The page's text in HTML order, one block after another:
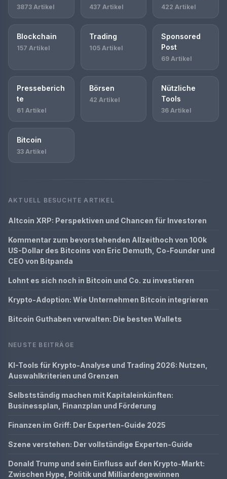
3873 Artikel 437 Artikel 422 Artikel
Blockchain
157 Artikel
Trading
105 Artikel
Sponsored
Post
69 Artikel
Presseberich
te
61 Artikel
Börsen
42 Artikel
Nützliche
Tools
36 Artikel
Bitcoin
33 Artikel
AKTUELL BESUCHTE ARTIKEL
Altcoin XRP: Perspektiven und Chancen für Investoren
Kommentar zum bevorstehenden Allzeithoch von 100k
US-Dollar des Bitcoins von Eric Demuth, Co-Founder und
CEO von Bitpanda
Lohnt es sich noch in Bitcoin und Co. zu investieren
Krypto-Adoption: Wie Unternehmen Bitcoin integrieren
Bitcoin Guthaben verwalten: Die besten Wallets
NEUSTE BEITRÄGE
KI-Tools für Krypto-Analyse und Trading 2026: Nutzen,
Auswahlkriterien und Grenzen
Selbstständig machen mit Kapitaleinkünften:
Businessplan, Finanzplan und Förderung
Finanzen im Griff: Der Experten-Guide 2025
Szene verstehen: Der vollständige Experten-Guide
Donald Trump und sein Einfluss auf den Krypto-Markt:
Zwischen Hype, Politik und Milliardengewinnen